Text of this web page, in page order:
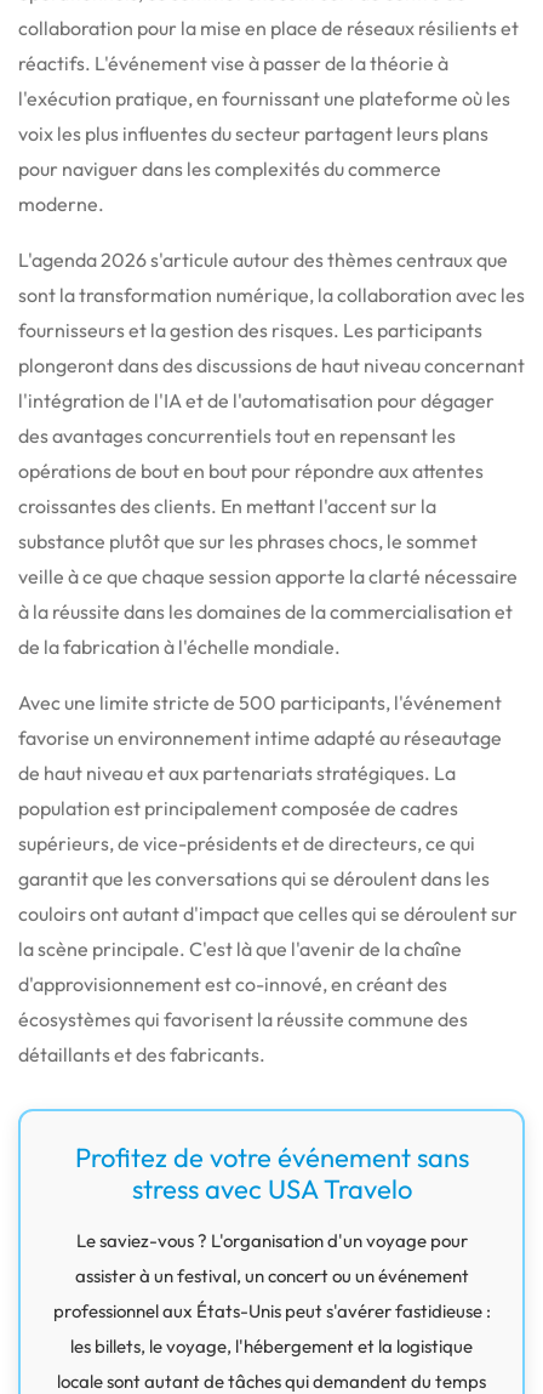
collaboration pour la mise en place de réseaux résilients et
réactifs. L'événement vise à passer de la théorie à
l'exécution pratique, en fournissant une plateforme où les
voix les plus influentes du secteur partagent leurs plans
pour naviguer dans les complexités du commerce
moderne.
L'agenda 2026 s'articule autour des thèmes centraux que
sont la transformation numérique, la collaboration avec les
fournisseurs et la gestion des risques. Les participants
plongeront dans des discussions de haut niveau concernant
l'intégration de l'IA et de l'automatisation pour dégager
des avantages concurrentiels tout en repensant les
opérations de bout en bout pour répondre aux attentes
croissantes des clients. En mettant l'accent sur la
substance plutôt que sur les phrases chocs, le sommet
veille à ce que chaque session apporte la clarté nécessaire
à la réussite dans les domaines de la commercialisation et
de la fabrication à l'échelle mondiale.
Avec une limite stricte de 500 participants, l'événement
favorise un environnement intime adapté au réseautage
de haut niveau et aux partenariats stratégiques. La
population est principalement composée de cadres
supérieurs, de vice-présidents et de directeurs, ce qui
garantit que les conversations qui se déroulent dans les
couloirs ont autant d'impact que celles qui se déroulent sur
la scène principale. C'est là que l'avenir de la chaîne
d'approvisionnement est co-innové, en créant des
écosystèmes qui favorisent la réussite commune des
détaillants et des fabricants.
Profitez de votre événement sans
stress avec USA Travelo
Le saviez-vous ? L'organisation d'un voyage pour
assister à un festival, un concert ou un événement
professionnel aux États-Unis peut s'avérer fastidieuse :
les billets, le voyage, l'hébergement et la logistique
locale sont autant de tâches qui demandent du temps